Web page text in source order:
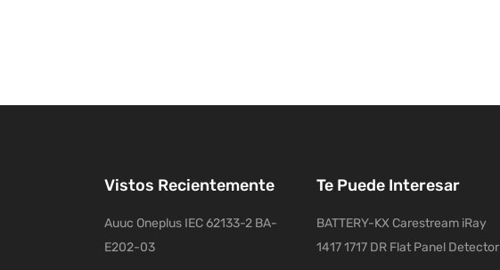
Vistos Recientemente
Auuc Oneplus IEC 62133-2 BA-
E202-03
Te Puede Interesar
BATTERY-KX Carestream iRay
1417 1717 DR Flat Panel Detector